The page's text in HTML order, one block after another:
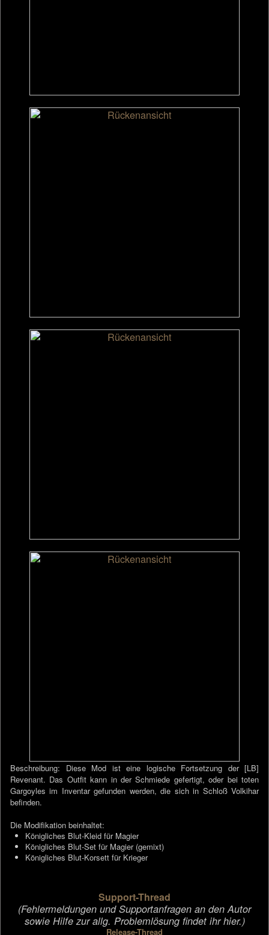
Beschreibung: Diese Mod ist eine logische Fortsetzung der [LB]
Revenant. Das Outfit kann in der Schmiede gefertigt, oder bei toten
Gargoyles im Inventar gefunden werden, die sich in Schloß Volkihar
befinden.
Die Modifikation beinhaltet:
Königliches Blut-Kleid für Magier
Königliches Blut-Set für Magier (gemixt)
Königliches Blut-Korsett für Krieger
Support-Thread
(Fehlermeldungen und Supportanfragen an den Autor
sowie Hilfe zur allg. Problemlösung findet ihr hier.)
Release-Thread